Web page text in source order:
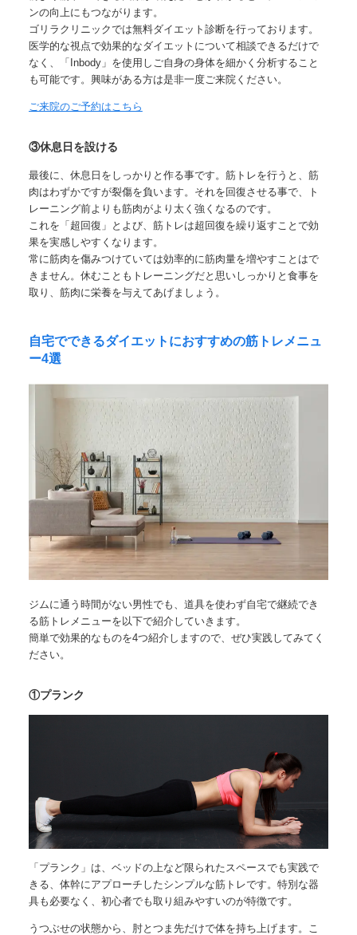
ンの向上にもつながります。
ゴリラクリニックでは無料ダイエット診断を行っております。
医学的な視点で効果的なダイエットについて相談できるだけで
なく、
「Inbody」 を使用しご自身の身体を細かく分析すること
も可能です。興味がある方は是非一度ご来院ください。
ご来院のご予約はこちら
③休息日を設ける
最後に、 休息日をしっかりと作る事です。 筋トレを行うと、筋
肉はわずかですが裂傷を負います。それを回復させる事で、ト
レーニング前よりも筋肉がより太く強くなるのです。
これを 「超回復」 とよび、筋トレは超回復を繰り返すことで効
果を実感しやすくなります。
常に筋肉を傷みつけていては効率的に筋肉量を増やすことはで
きません。 休むこともトレーニングだと思いしっかりと食事を
取り、筋肉に栄養を与えてあげましょう。
自宅でできるダイエットにおすすめの筋トレメニュ
ー4選
ジムに通う時間がない男性でも、道具を使わず自宅で継続でき
る筋トレメニューを以下で紹介していきます。
簡単で効果的なものを4つ紹介しますので、ぜひ実践してみてく
ださい。
①プランク
「 プランク 」は、ベッドの上など限られたスペースでも実践で
きる、体幹にアプローチしたシンプルな筋トレです。特別な器
具も必要なく、初心者でも取り組みやすいのが特徴です。
うつぶせの状態から、肘とつま先だけで体を持ち上げます。こ